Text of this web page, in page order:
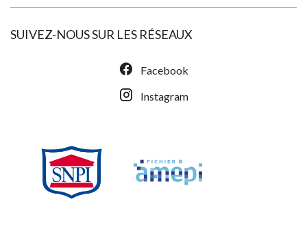
SUIVEZ-NOUS SUR LES RÉSEAUX
Facebook
Instagram